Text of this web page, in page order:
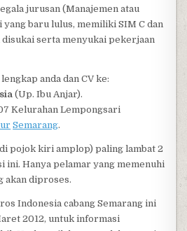
jurusan (Manajemen atau
baru lulus, memiliki SIM C dan
serta menyukai pekerjaan
anda dan CV ke:
(Up. Ibu Anjar).
Kelurahan Lempongsari
Semarang.
pojok kiri amplop) paling lambat 2
ini. Hanya pelamar yang memenuhi
akan diproses.
Indonesia cabang Semarang ini
2012, untuk informasi